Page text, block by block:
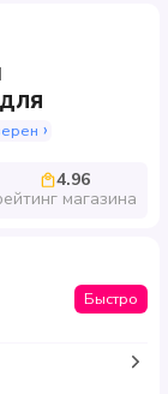
4.96
магазина
Быстро